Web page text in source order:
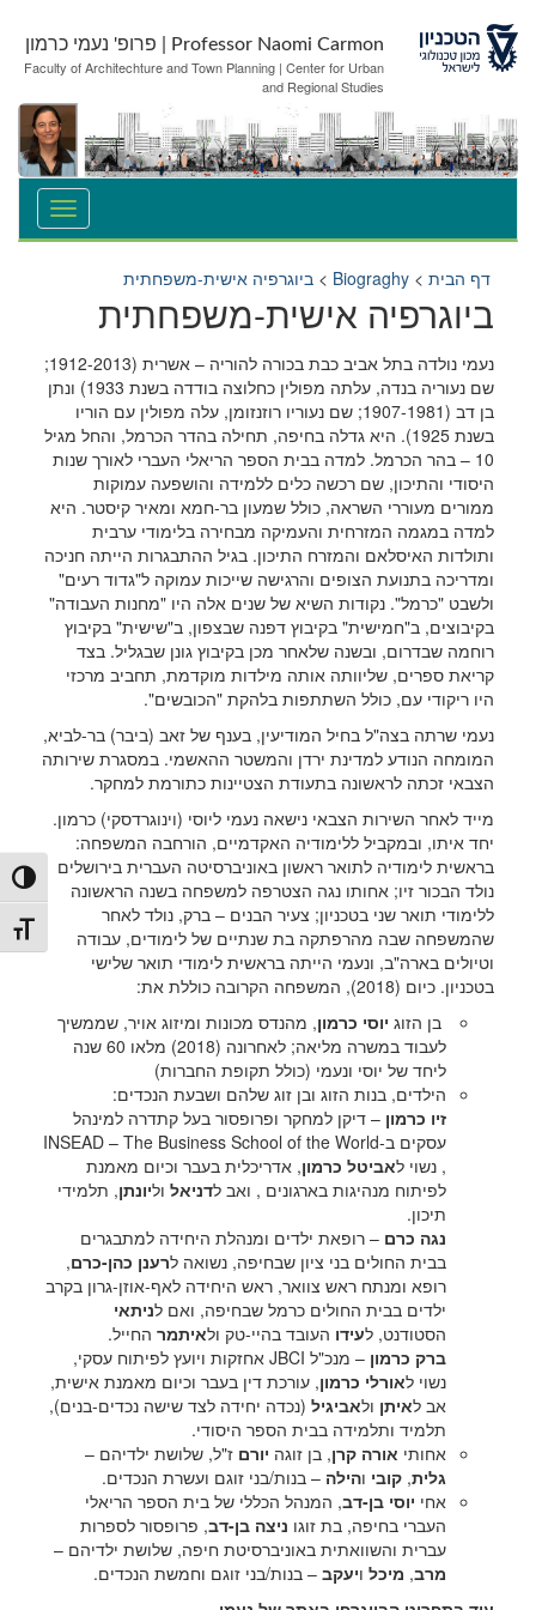
לתוכן
לניווט
מתג
Professor Naomi Carmon | פרופ' נעמי כרמון
Faculty of Architechture and Town Planning | Center for Urban
and Regional Studies
דף הבית >
Biograghy
> ביוגרפיה אישית-משפחתית
ביוגרפיה אישית-משפחתית
נעמי נולדה בתל אביב כבת בכורה להוריה – אשרית (1912-2013;
שם נעוריה בנדה, עלתה מפולין כחלוצה בודדה בשנת 1933) ונתן
בן דב (1907-1981; שם נעוריו רוזנזומן, עלה מפולין עם הוריו
בשנת 1925). היא גדלה בחיפה, תחילה בהדר הכרמל, והחל מגיל
10 – בהר הכרמל. למדה בבית הספר הריאלי העברי לאורך שנות
היסודי והתיכון, שם רכשה כלים ללמידה והושפעה עמוקות
ממורים מעוררי השראה, כולל שמעון בר-חמא ומאיר קיסטר. היא
למדה במגמה המזרחית והעמיקה מבחירה בלימודי ערבית
ותולדות האיסלאם והמזרח התיכון. בגיל ההתבגרות הייתה חניכה
ומדריכה בתנועת הצופים והרגישה שייכות עמוקה ל"גדוד רעים"
ולשבט "כרמל". נקודות השיא של שנים אלה היו "מחנות העבודה"
בקיבוצים, ב"חמישית" בקיבוץ דפנה שבצפון, ב"שישית" בקיבוץ
רוחמה שבדרום, ובשנה שלאחר מכן בקיבוץ גונן שבגליל. בצד
קריאת ספרים, שליוותה אותה מילדות מוקדמת, תחביב מרכזי
היו ריקודי עם, כולל השתתפות בלהקת "הכובשים".
נעמי שרתה בצה"ל בחיל המודיעין, בענף של זאב (ביבר) בר-לביא,
המומחה הנודע למדינת ירדן והמשטר ההאשמי. במסגרת שירותה
הצבאי זכתה לראשונה בתעודת הצטיינות כתורמת למחקר.
מייד לאחר השירות הצבאי נישאה נעמי ליוסי (וינוגרדסקי) כרמון.
יחד איתו, ובמקביל ללימודיה האקדמיים, הורחבה המשפחה:
בראשית לימודיה לתואר ראשון באוניברסיטה העברית בירושלים
נולד הבכור זיו; אחותו נגה הצטרפה למשפחה בשנה הראשונה
ללימודי תואר שני בטכניון; צעיר הבנים – ברק, נולד לאחר
שהמשפחה שבה מהרפתקה בת שנתיים של לימודים, עבודה
וטיולים בארה"ב, ונעמי הייתה בראשית לימודי תואר שלישי
בטכניון. כיום (2018), המשפחה הקרובה כוללת את:
בן הזוג יוסי כרמון, מהנדס מכונות ומיזוג אויר, שממשיך
לעבוד במשרה מליאה; לאחרונה (2018) מלאו 60 שנה
ליחד של יוסי ונעמי (כולל תקופת החברות)
הילדים, בנות הזוג ובן זוג שלהם ושבעת הנכדים:
זיו כרמון – דיקן למחקר ופרופסור בעל קתדרה למינהל
עסקים ב-INSEAD – The Business School of the World
, נשוי לאביטל כרמון, אדריכלית בעבר וכיום מאמנת
לפיתוח מנהיגות בארגונים , ואב לדניאל וליונתן, תלמידי
תיכון.
נגה כרם – רופאת ילדים ומנהלת היחידה למתבגרים
בבית החולים בני ציון שבחיפה, נשואה לרענן כהן-כרם,
רופא ומנתח ראש צוואר, ראש היחידה לאף-אוזן-גרון בקרב
ילדים בבית החולים כרמל שבחיפה, ואם לניתאי
הסטודנט, לעידו העובד בהיי-טק ולאיתמר החייל.
ברק כרמון
– מנכ"ל JBCI אחזקות ויועץ לפיתוח עסקי,
נשוי לאורלי כרמון, עורכת דין בעבר וכיום מאמנת אישית,
אב לאיתן ולאביגיל (נכדה יחידה לצד שישה נכדים-בנים),
תלמיד ותלמידה בבית הספר היסודי.
אחותי אורה קרן, בן זוגה יורם ז"ל, שלושת ילדיהם –
גלית, קובי והילה – בנות/בני זוגם ועשרת הנכדים.
אחי יוסי בן-דב, המנהל הכללי של בית הספר הריאלי
העברי בחיפה, בת זוגו ניצה בן-דב, פרופסור לספרות
עברית והשוואתית באוניברסיטת חיפה, שלושת ילדיהם –
מרב, מיכל ויעקב – בנות/בני זוגם וחמשת הנכדים.